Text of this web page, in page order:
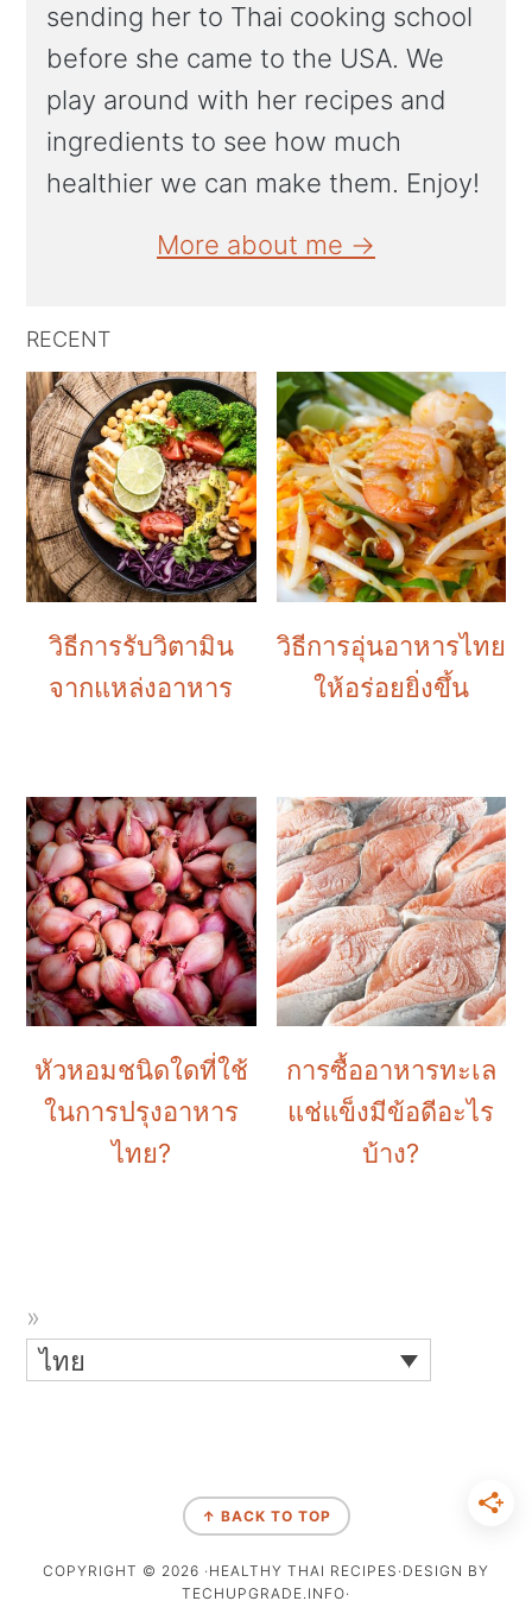
sending her to Thai cooking school
before she came to the USA. We
play around with her recipes and
ingredients to see how much
healthier we can make them. Enjoy!
More about me →
RECENT
วิธีการรับวิตามิน
จากแหล่งอาหาร
วิธีการอุ่นอาหารไทย
ให้อร่อยยิ่งขึ้น
หัวหอมชนิดใดที่ใช้
ในการปรุงอาหาร
ไทย?
การซื้ออาหารทะเล
แช่แข็งมีข้อดีอะไร
บ้าง?
ไทย
↑ BACK TO TOP
COPYRIGHT © 2026 ·HEALTHY THAI RECIPES·DESIGN BY
TECHUPGRADE.INFO·